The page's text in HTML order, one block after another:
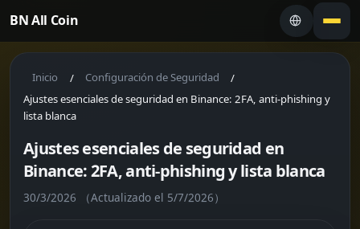
BN All Coin
Inicio / Configuración de Seguridad /
Ajustes esenciales de seguridad en Binance: 2FA, anti-phishing y
lista blanca
Ajustes esenciales de seguridad en
Binance: 2FA, anti-phishing y lista blanca
30/3/2026 （Actualizado el 5/7/2026）